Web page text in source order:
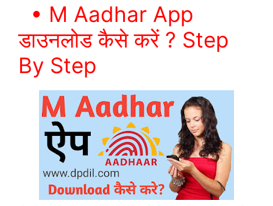
• M Aadhar App
डाउनलोड कैसे करें ? Step
By Step